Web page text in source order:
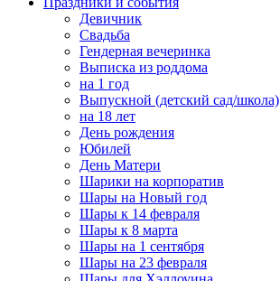
Девичник
Свадьба
Гендерная вечеринка
Выписка из роддома
на 1 год
Выпускной (детский сад/школа)
на 18 лет
День рождения
Юбилей
День Матери
Шарики на корпоратив
Шары на Новый год
Шары к 14 февраля
Шары к 8 марта
Шары на 1 сентября
Шары на 23 февраля